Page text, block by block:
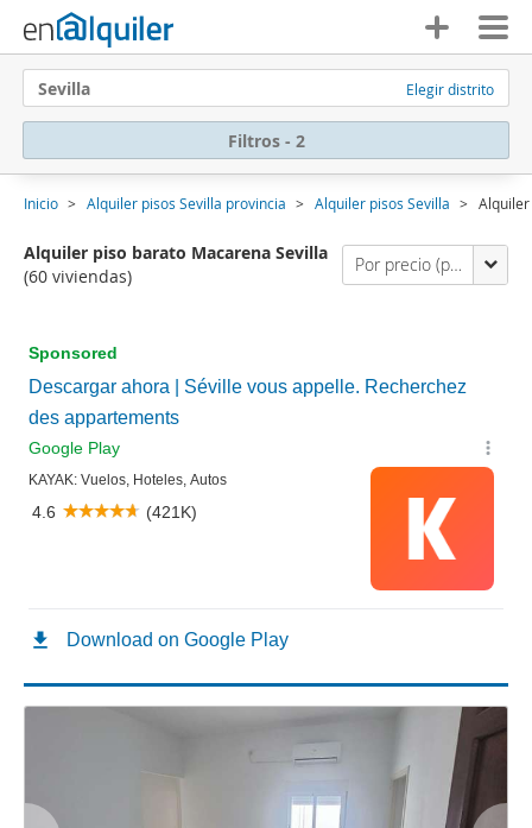
Sevilla Elegir distrito
Filtros - 2
Inicio Alquiler pisos Sevilla provincia Alquiler pisos Sevilla
Alquiler piso barato Macarena Sevilla
(60 viviendas)
Por precio (primero los económicos)